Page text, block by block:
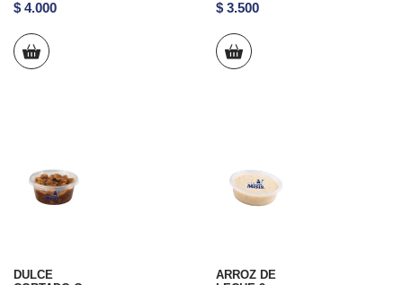
$ 4.000 $3.500
DULCE
ARROZ DE